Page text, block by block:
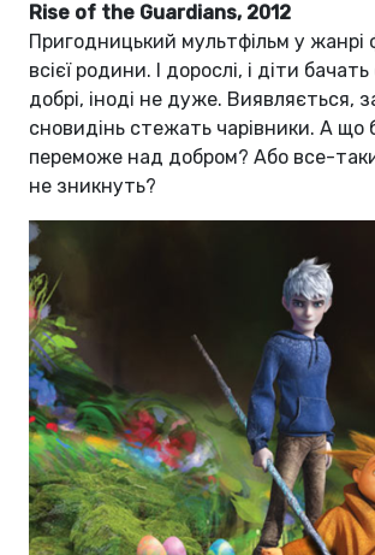
Rise of the Guardians, 2012
Пригодницький мультфільм у жанрі
всієї родини. І дорослі, і діти бачать
добрі, іноді не дуже. Виявляється,
сновидінь стежать чарівники. А що
переможе над добром? Або все-таки
не зникнуть?